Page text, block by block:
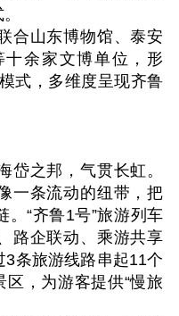
山东博物馆、泰安
余家文博单位，形
式，多维度呈现齐鲁
之邦，气贯长虹。
一条流动的纽带，把
“齐鲁1号”旅游列车
路企联动、乘游共享
条旅游线路串起11个
，为游客提供“慢旅